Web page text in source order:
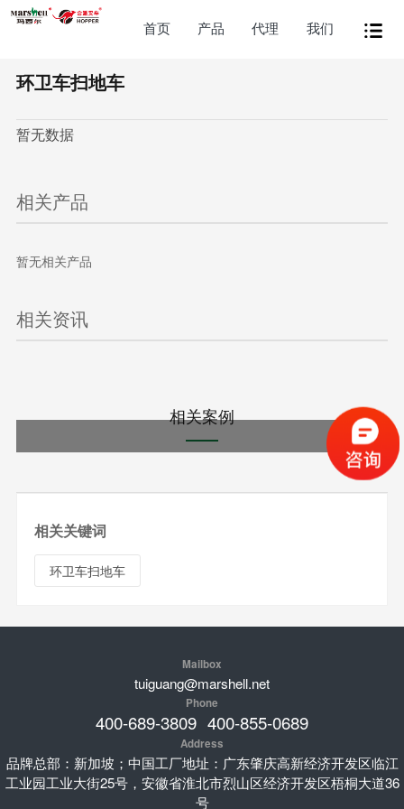
首页 产品 代理 我们
环卫车扫地车
暂无数据
相关产品
暂无相关产品
相关资讯
相关案例
相关关键词
环卫车扫地车
Mailbox
tuiguang@marshell.net
Phone
400-689-3809 400-855-0689
Address
品牌总部：新加坡；中国工厂地址：广东肇庆高新经济开发区临江
工业园工业大街25号，安徽省淮北市烈山区经济开发区梧桐大道36
号